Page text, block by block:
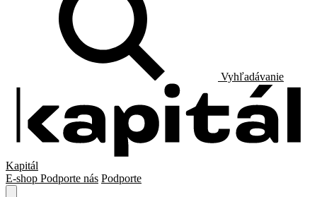
Vyhľadávanie
Kapitál
E-shop Podporte nás Podporte